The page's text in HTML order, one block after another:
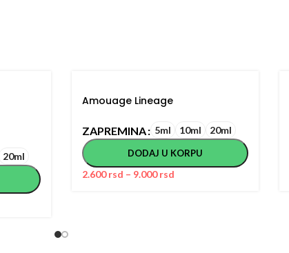
20ml
Amouage Lineage
ZAPREMINA 5ml 10ml 20ml
DODAJ U KORPU
2.600rsd – 9.000rsd